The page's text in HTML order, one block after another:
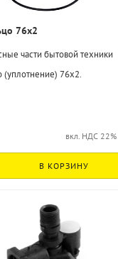
76х2
части бытовой техники
(уплотнение) 76х2.
вкл. НДС 22%
В КОРЗИНУ